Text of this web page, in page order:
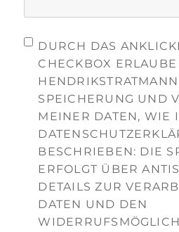
DURCH DAS
CHECKBOX
SPEICHERUNG UND
MEINER DATEN, WIE
BESCHRIEBEN: DIE
ERFOLGT ÜBER
DETAILS ZUR
DATEN UND DEN